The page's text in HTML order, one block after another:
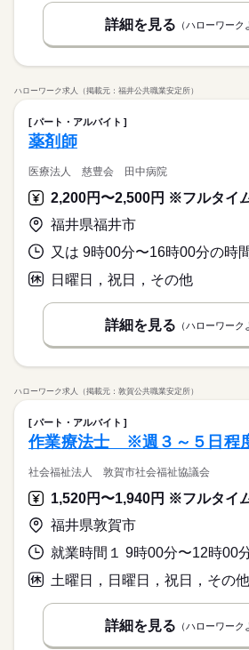
詳細を見る （ハローワーク
ハローワーク求人（掲載元：福井公共職業安定所）
パート・アルバイト
薬剤師
医療法人 慈豊会 田中病院
福井県福井市
又は 9時00分〜16時00分の時
日曜日，祝日，その他
詳細を見る （ハローワーク
ハローワーク求人（掲載元：敦賀公共職業安定所）
パート・アルバイト
作業療法士 ※週３～５日程
社会福祉法人 敦賀市社会福祉協議会
福井県敦賀市
土曜日，日曜日，祝日，その他
詳細を見る （ハローワーク